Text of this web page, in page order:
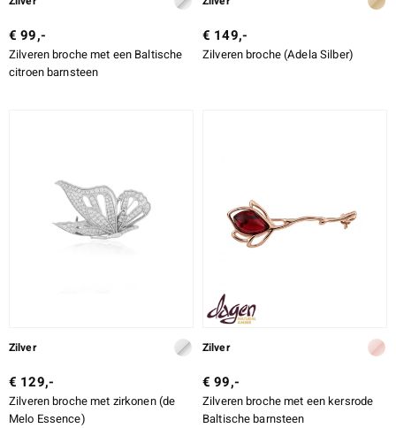
€ 99,-
Zilveren broche met een Baltische
citroen barnsteen
€ 149,-
Zilveren broche (Adela Silber)
Zilver
€ 129,-
Zilveren broche met zirkonen (de
Melo Essence)
Zilver
€ 99,-
Zilveren broche met een kersrode
Baltische barnsteen